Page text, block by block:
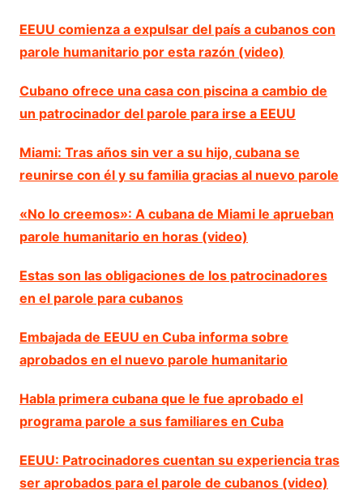
EEUU comienza a expulsar del país a cubanos con
parole humanitario por esta razón (video)
Cubano ofrece una casa con piscina a cambio de
un patrocinador del parole para irse a EEUU
Miami: Tras años sin ver a su hijo, cubana se
reunirse con él y su familia gracias al nuevo parole
«No lo creemos»: A cubana de Miami le aprueban
parole humanitario en horas (video)
Estas son las obligaciones de los patrocinadores
en el parole para cubanos
Embajada de EEUU en Cuba informa sobre
aprobados en el nuevo parole humanitario
Habla primera cubana que le fue aprobado el
programa parole a sus familiares en Cuba
EEUU: Patrocinadores cuentan su experiencia tras
ser aprobados para el parole de cubanos (video)